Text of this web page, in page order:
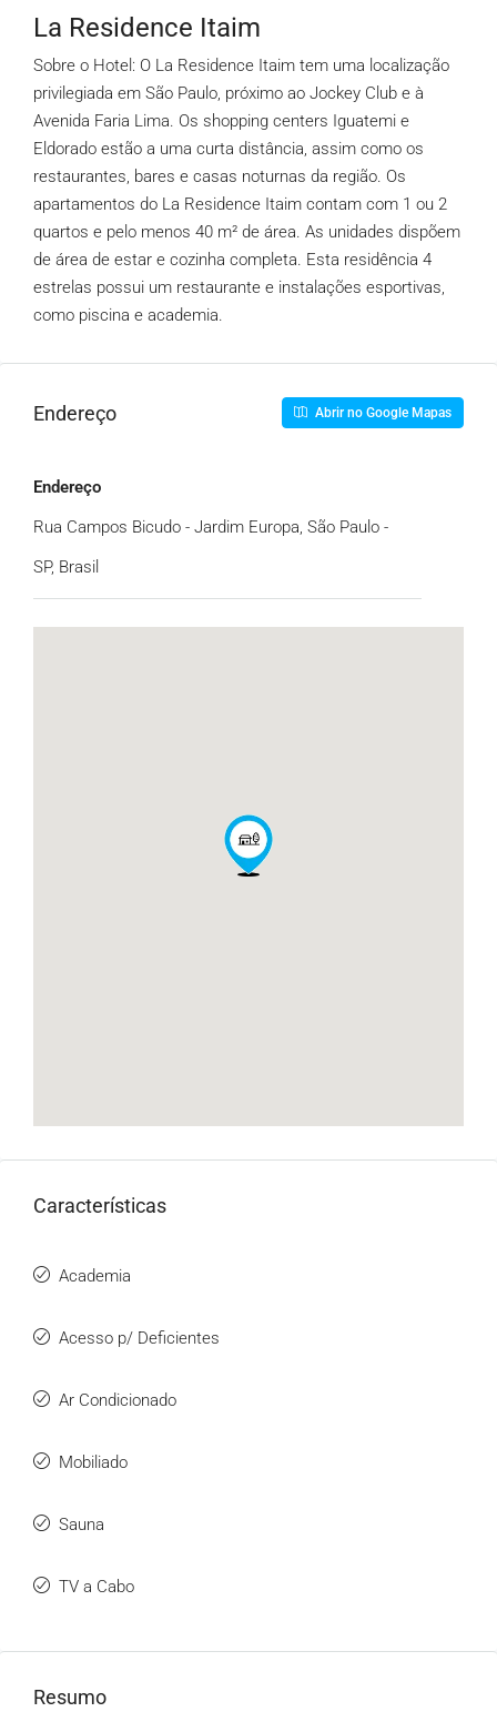
La Residence Itaim
Sobre o Hotel: O La Residence Itaim tem uma localização
privilegiada em São Paulo, próximo ao Jockey Club e à
Avenida Faria Lima. Os shopping centers Iguatemi e
Eldorado estão a uma curta distância, assim como os
restaurantes, bares e casas noturnas da região. Os
apartamentos do La Residence Itaim contam com 1 ou 2
quartos e pelo menos 40 m² de área. As unidades dispõem
de área de estar e cozinha completa. Esta residência 4
estrelas possui um restaurante e instalações esportivas,
como piscina e academia.
Endereço Abrir no Google Mapas
Endereço
Rua Campos Bicudo - Jardim Europa, São Paulo -
SP, Brasil
Características
Academia
Acesso p/ Deficientes
Ar Condicionado
Mobiliado
Sauna
TV a Cabo
Resumo